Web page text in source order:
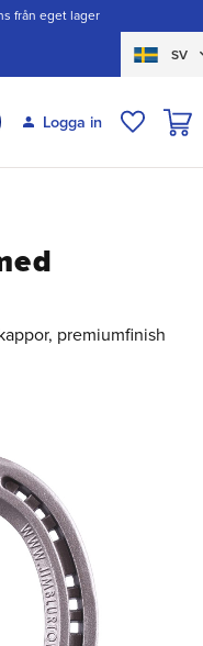
från eget lager
SV
Logga in
premiumfinish